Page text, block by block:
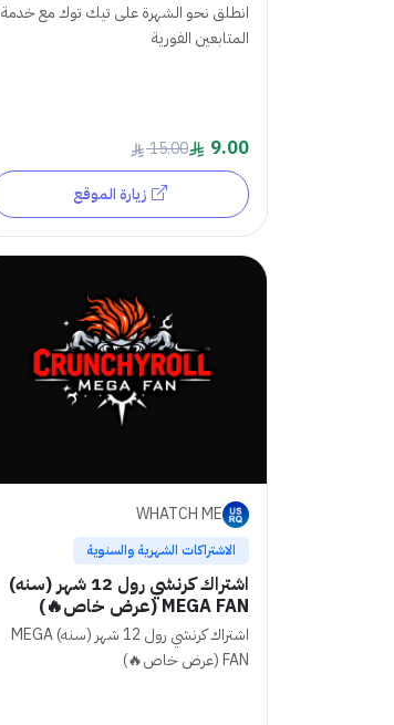
انطلق نحو الشهرة على تيك توك مع خدمة
المتابعين الفورية
9.00
15.00
زيارة الموقع
WHATCH ME
الاشتراكات الشهرية والسنوية
اشتراك كرنشي رول 12 شهر (سنه)
MEGA FAN (عرض خاص🔥)
اشتراك كرنشي رول 12 شهر (سنه) MEGA
FAN (عرض خاص🔥)